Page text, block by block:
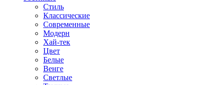
Стиль
Классические
Современные
Модерн
Хай-тек
Цвет
Белые
Венге
Светлые